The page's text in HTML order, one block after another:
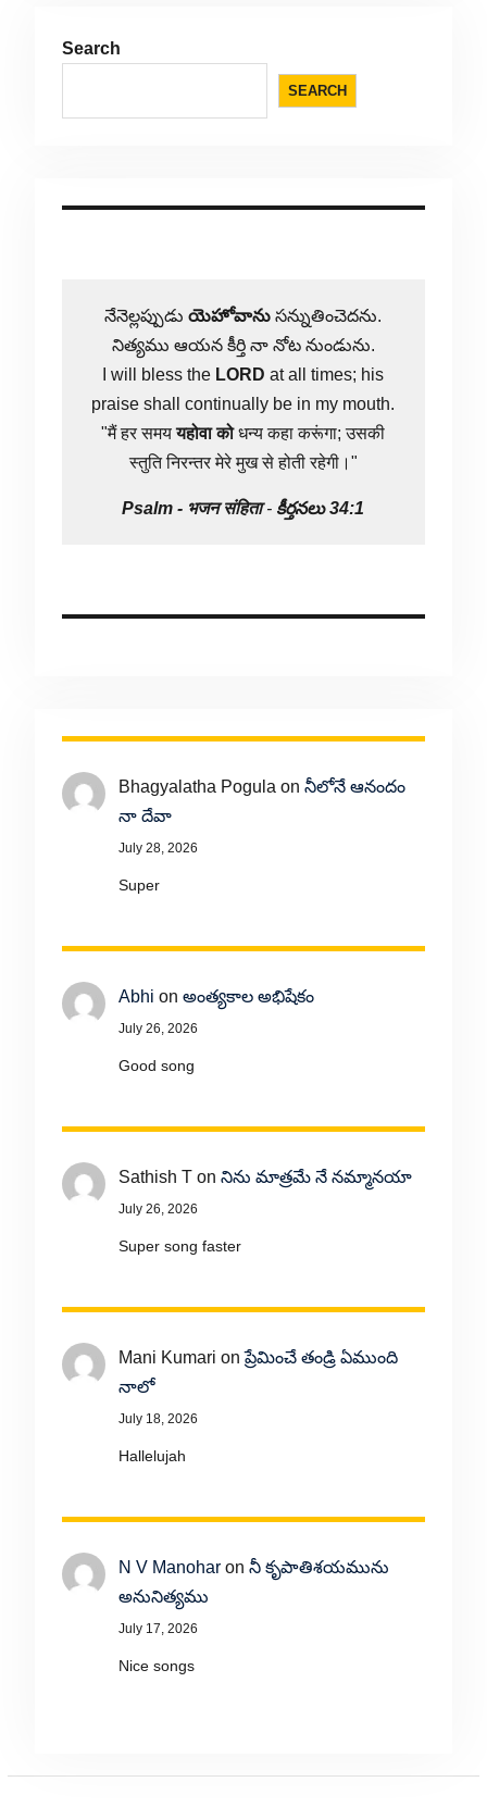
Search
SEARCH
నేనెల్లప్పుడుయెహోవాను సన్నుతించెదను.
నిత్యము ఆయన కీర్తి నా నోట నుండును.
I will bless the LORD at all times; his
praise shall continually be in my mouth.
"मैं हर समययहोवा कोधन्य कहा करूंगा; उसकी
स्तुति निरन्तर मेरे मुख से होती रहेगी।"
Psalm - भजन संहिता- కీర్తనలు 34:1
Bhagyalatha Pogula on నీలోనే ఆనందం
నా దేవా
July 28, 2026
Super
Abhi on అంత్యకాల అభిషేకం
July 26, 2026
Good song
Sathish Ton నిను మాత్రమే నే నమ్మానయా
July 26, 2026
Super song faster
Mani Kumari onప్రేమించే తండ్రి ఏముంది
నాలో
July 18, 2026
Hallelujah
N V Manoharon నీ కృపాతిశయమును
అనునిత్యము
July 17, 2026
Nice songs